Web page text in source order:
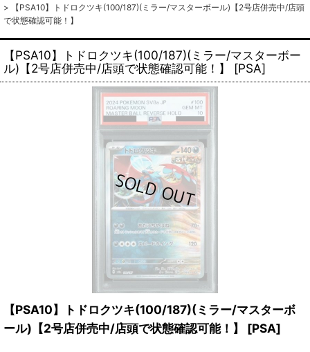
>
【PSA10】トドロクツキ(100/187)(ミラー/マスターボール)【2号店併売中/店頭
で状態確認可能！】
【PSA10】トドロクツキ(100/187)(ミラー/マスターボー
ル)【2号店併売中/店頭で状態確認可能！】
[PSA]
【PSA10】トドロクツキ(100/187)(ミラー/マスターボ
ール)【2号店併売中/店頭で状態確認可能！】
[PSA]